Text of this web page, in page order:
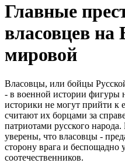
Главные
власовцев на
мировой
Власовцы, или бойцы
- в военной истории фигуры
историки не могут прийти
считают их борцами за
патриотами русского
уверены, что власовцы -
сторону врага и
соотечественников.